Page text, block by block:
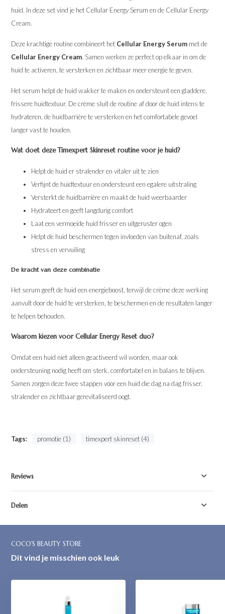
huid. In deze set vind je het Cellular Energy Serum en de Cellular Energy
Cream.
Deze krachtige routine combineert het Cellular Energy Serum met de
Cellular Energy Cream. Samen werken ze perfect op elkaar in om de
huid te activeren, te versterken en zichtbaar meer energie te geven.
Het serum helpt de huid wakker te maken en ondersteunt een gladdere,
frissere huidtextuur. De crème sluit de routine af door de huid intens te
hydrateren, de huidbarrière te versterken en het comfortabele gevoel
langer vast te houden.
Wat doet deze Timexpert Skinreset routine voor je huid?
Helpt de huid er stralender en vitaler uit te zien
Verfijnt de huidtextuur en ondersteunt een egalere uitstraling
Versterkt de huidbarrière en maakt de huid weerbaarder
Hydrateert en geeft langdurig comfort
Laat een vermoeide huid frisser en uitgeruster ogen
Helpt de huid beschermen tegen invloeden van buitenaf, zoals
stress en vervuiling
De kracht van deze combinatie
Het serum geeft de huid een energieboost, terwijl de crème deze werking
aanvult door de huid te versterken, te beschermen en de resultaten langer
te helpen behouden.
Waarom kiezen voor Cellular Energy Reset duo?
Omdat een huid niet alleen geactiveerd wil worden, maar ook
ondersteuning nodig heeft om sterk, comfortabel en in balans te blijven.
Samen zorgen deze twee stappen voor een huid die dag na dag frisser,
stralender en zichtbaar gerevitaliseerd oogt.
Tags: promotie (1) timexpert skinreset (4)
Reviews
Delen
COCO'S BEAUTY STORE
Dit vind je misschien ook leuk